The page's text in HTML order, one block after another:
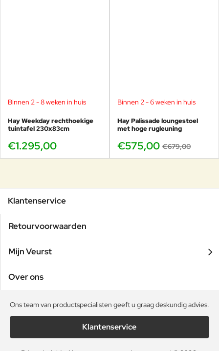
Binnen 2 - 8 weken in huis
Hay Weekday rechthoekige
tuintafel 230x83cm
€1.295,00
-15%
Binnen 2 - 6 weken in huis
Hay Palissade loungestoel
met hoge rugleuning
€575,00 €679,00
Klantenservice
Retourvoorwaarden
Mijn Veurst
Over ons
Ons team van productspecialisten geeft u graag deskundig advies.
Klantenservice